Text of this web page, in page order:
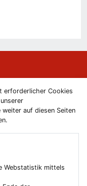
erforderlicher Cookies
weiter auf diesen Seiten
Webstatistik mittels